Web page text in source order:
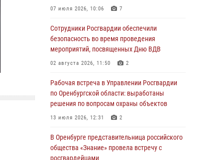
Росгвардейцы обеспечили правопорядок на
праздновании Дня ВМФ в Оренбурге
27 июля 2026, 14:36 2
Росгвардейцы предотвратили трагедию:
спасен мужчина в тяжелой жизненной
ситуации (ВИДЕО)
26 июля 2026, 14:45 1
Росгвардейцы Оренбургской области
проверили готовность детских
образовательных учреждений к новому
07 июля 2026, 10:06 7
Сотрудники Росгвардии обеспечили
безопасность во время проведения
мероприятий, посвященных Дню ВДВ
02 августа 2026, 11:50 2
Рабочая встреча в Управлении Росгвардии
по Оренбургской области: выработаны
решения по вопросам охраны объектов
13 июля 2026, 12:31 2
В Оренбурге представительница российского
общества «Знание» провела встречу с
росгвардейцами